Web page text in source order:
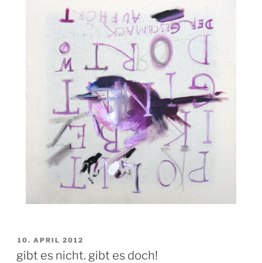
VERÖFFENTLICHT
AM
10. APRIL 2012
gibt es nicht. gibt es doch!